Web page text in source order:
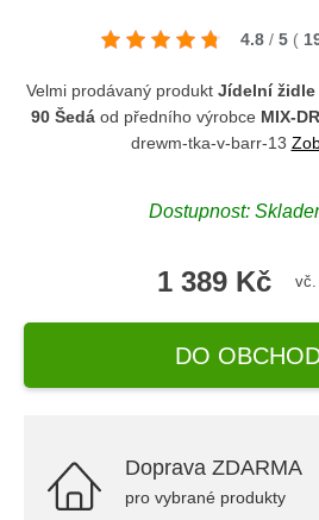
4.8 / 5 (
Velmi prodávaný produkt Jídelní židle
90 Šedáod předního výrobce MIX-
drewm-tka-v-barr-13
Dostupnost:
1 389 Kč vč.
DO
Doprava ZDARMA
pro vybrané produkty